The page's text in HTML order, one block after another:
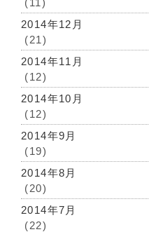
(11)
2014年12月
(21)
2014年11月
(12)
2014年10月
(12)
2014年9月
(19)
2014年8月
(20)
2014年7月
(22)